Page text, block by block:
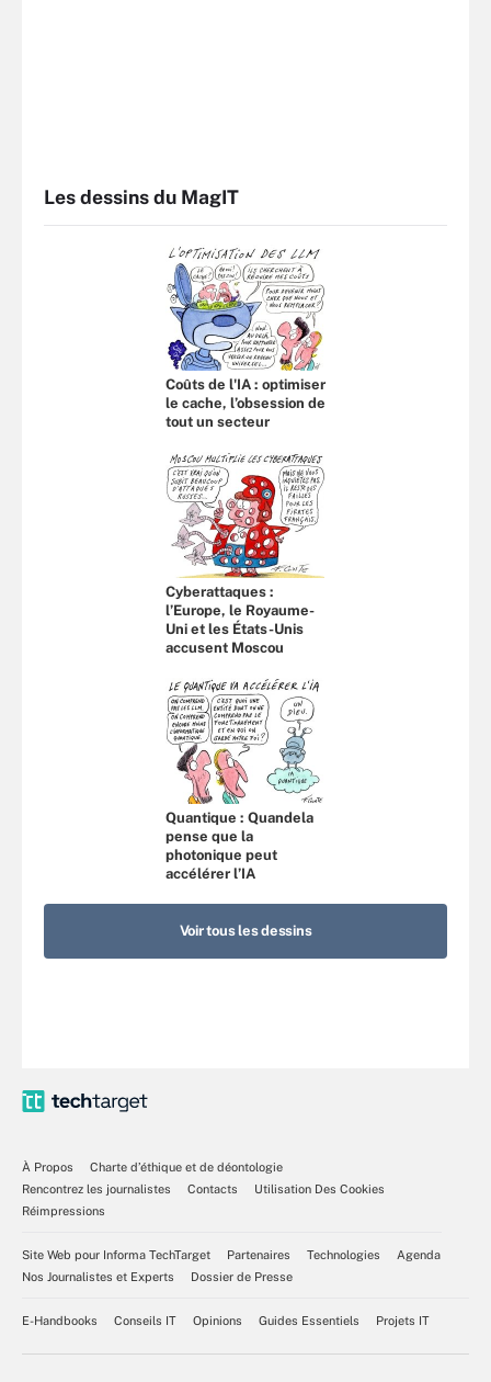
Les dessins du MagIT
Coûts de l'IA : optimiser
le cache, l’obsession de
tout un secteur
Cyberattaques :
l’Europe, le Royaume-
Uni et les États-Unis
accusent Moscou
Quantique : Quandela
pense que la
photonique peut
accélérer l’IA
Voir tous les dessins
À Propos
Charte d’éthique et de déontologie
Rencontrez les journalistes
Contacts
Utilisation Des Cookies
Réimpressions
Site Web pour Informa TechTarget Partenaires Technologies
Agenda
Nos Journalistes et Experts
Dossier de Presse
E-Handbooks Conseils IT Opinions Guides Essentiels Projets IT